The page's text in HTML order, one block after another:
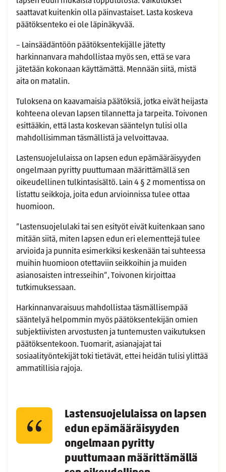
saattavat kuitenkin olla päinvastaiset. Lasta koskeva
päätöksenteko ei ole läpinäkyvää.
– Lainsäädäntöön päätöksentekijälle jätetty
harkinnanvara mahdollistaa myös sen, että se vara
jätetään kokonaan käyttämättä. Mennään siitä, mistä
aita on matalin.
Tuloksena on kaavamaisia päätöksiä, jotka eivät heijasta
kohteena olevan lapsen tilannetta ja tarpeita. Toivonen
esittääkin, että lasta koskevan sääntelyn tulisi olla
mahdollisimman täsmällistä ja velvoittavaa.
Lastensuojelulaissa on lapsen edun epämääräisyyden
ongelmaan pyritty puuttumaan määrittämällä sen
oikeudellinen tulkintasisältö. Lain 4 § 2 momentissa on
listattu seikkoja, joita edun arvioinnissa tulee ottaa
huomioon.
”Lastensuojelulaki tai sen esityöt eivät kuitenkaan sano
mitään siitä, miten lapsen edun eri elementtejä tulee
arvioida ja punnita esimerkiksi keskenään tai suhteessa
muihin huomioon otettaviin seikkoihin ja muiden
asianosaisten intresseihin”, Toivonen kirjoittaa
tutkimuksessaan.
Harkinnanvaraisuus mahdollistaa täsmällisempää
sääntelyä helpommin myös päätöksentekijän omien
subjektiivisten arvostusten ja tuntemusten vaikutuksen
päätöksentekoon. Tuomarit, asianajajat tai
sosiaalityöntekijät toki tietävät, ettei heidän tulisi ylittää
ammatillisia rajoja.
Lastensuojelulaissa on lapsen
edun epämääräisyyden
ongelmaan pyritty
puuttumaan määrittämällä